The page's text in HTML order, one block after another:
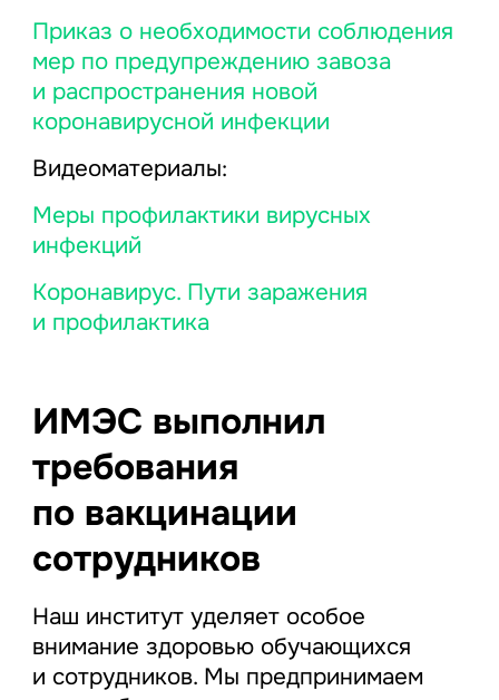
Приказ о необходимости соблюдения
мер по предупреждению завоза
и распространения новой
коронавирусной инфекции
Видеоматериалы:
Меры профилактики вирусных
инфекций
Коронавирус. Пути заражения
и профилактика
ИМЭС выполнил
требования
по вакцинации
сотрудников
Наш институт уделяет особое
внимание здоровью обучающихся
и сотрудников. Мы предпринимаем